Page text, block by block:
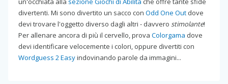
divertenti. Mi sono divertito un sacco con Odd One Out dove
devi trovare l'oggetto diverso dagli altri - davvero stimolante!
Per allenare ancora di più il cervello, prova Colorgama dove
devi identificare velocemente i colori, oppure divertiti con
Wordguess 2 Easyindovinando parole da immagini...